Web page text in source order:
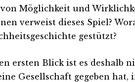
Möglichkeit und
verweist dieses Spiel?
gestützt?
ersten Blick ist es deshalb
Gesellschaft gegeben